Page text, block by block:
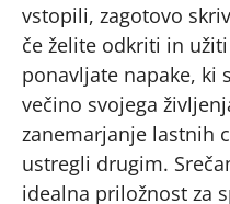
vstopili, zagotovo
če želite odkriti in
ponavljate napake, ki
večino svojega
zanemarjanje lastnih
ustregli drugim.
idealna priložnost za